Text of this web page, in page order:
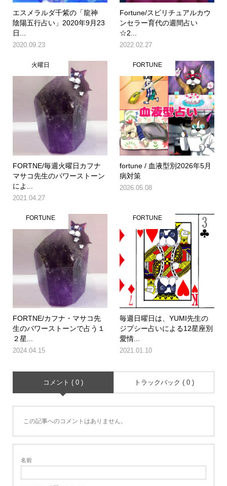
エスメラルダ千紫の「龍神
陰陽五行占い」2020年9月23
日...
2020.09.23
Fortune/スピリチュアルカウ
ンセラー育代の週間占い
☆2...
2022.02.27
火曜日
FORTNE/毎週火曜日カフナ
マサコ先生のパワーストーン
によ...
2021.04.27
FORTUNE
fortune / 血液型別2026年5月
病対策
2026.05.08
FORTUNE
FORTNE/カフナ・マサコ先
生のパワーストーンで占う１
２星...
2024.04.15
FORTUNE
毎週日曜日は、YUMI先生の
ジプシー占いによる12星座別
愛情...
2021.01.10
コメント ( 0 ) トラックバック ( 0 )
この記事へのコメントはありません。
名前